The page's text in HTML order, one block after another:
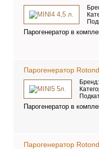
Парогенератор в
Парогенератор
Бренд:
Парогенератор в
Парогенератор